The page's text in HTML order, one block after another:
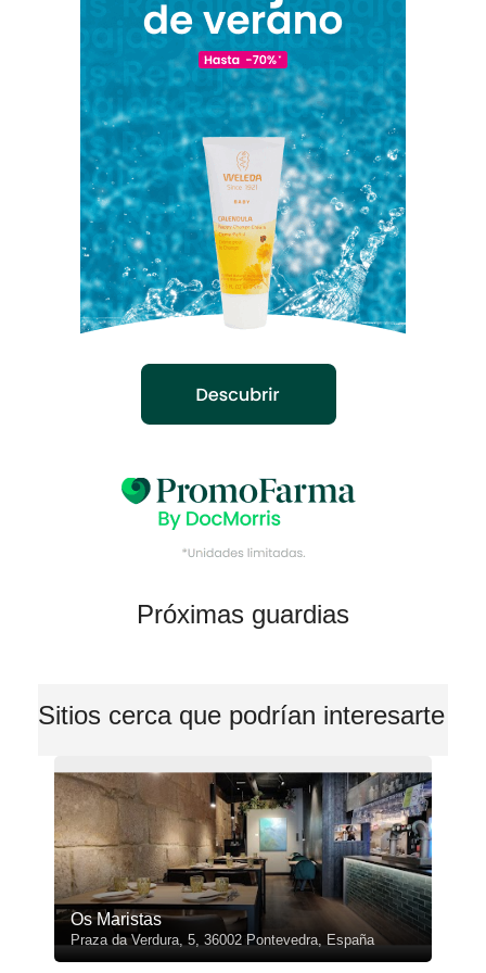
Próximas guardias
Sitios cerca que podrían interesarte
Os Maristas
Praza da Verdura, 5, 36002 Pontevedra, España